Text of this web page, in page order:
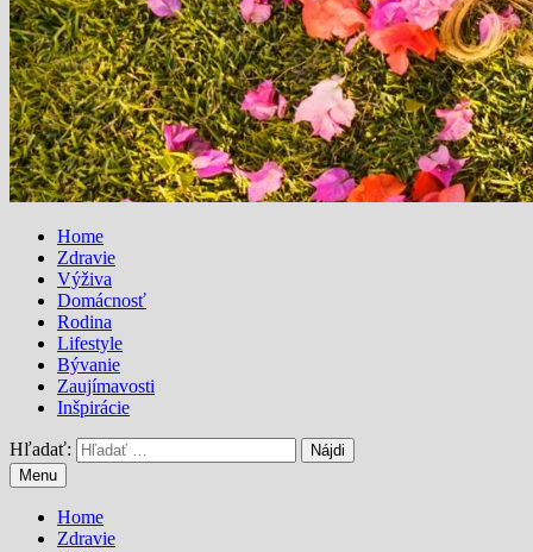
Home
Zdravie
Výživa
Domácnosť
Rodina
Lifestyle
Bývanie
Zaujímavosti
Inšpirácie
Hľadať:
Menu
Home
Zdravie